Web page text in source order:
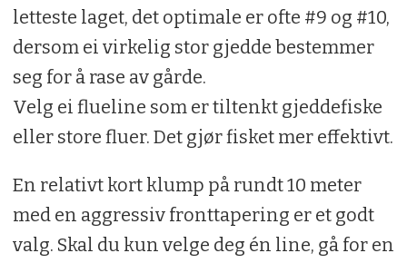
letteste laget, det optimale er ofte #9 og #10,
dersom ei virkelig stor gjedde bestemmer
seg for å rase av gårde.
Velg ei flueline som er tiltenkt gjeddefiske
eller store fluer. Det gjør fisket mer effektivt.
En relativt kort klump på rundt 10 meter
med en aggressiv fronttapering er et godt
valg. Skal du kun velge deg én line, gå for en